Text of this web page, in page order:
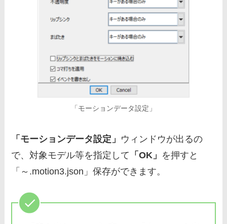
「モーションデータ設定」
「モーションデータ設定」 ウィンドウが出るの
で、対象モデル等を指定して 「OK」 を押すと
「～.motion3.json」保存ができます。